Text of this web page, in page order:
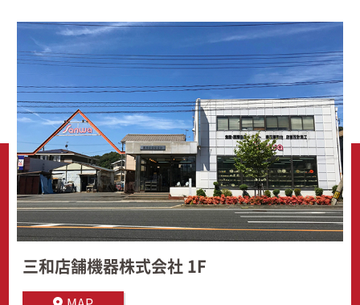
三和店舗機器株式会社 1F